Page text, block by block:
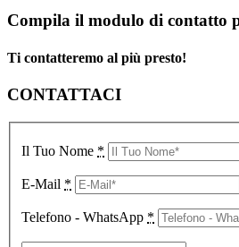
Compila il modulo di contatto
Ti contatteremo al più presto!
CONTATTACI
Il Tuo Nome *
E-Mail *
Telefono - WhatsApp *